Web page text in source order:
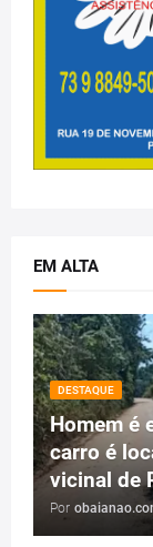
EM ALTA
DESTAQUE
Homem é
carro é
vicinal de
Por